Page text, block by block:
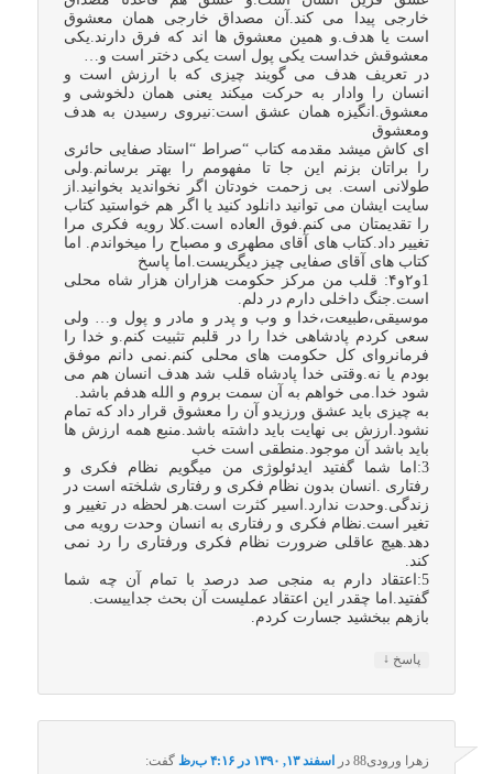
خارجی پیدا می کند.آن مصداق خارجی همان معشوق
است یا هدف.و همین معشوق ها اند که فرق دارند.یکی
معشوقش خداست یکی پول است یکی دختر است و…
در تعریف هدف می گویند چیزی که با ارزش است و
انسان را وادار به حرکت میکند یعنی همان دلخوشی و
معشوق.انگیزه همان عشق است:نیروی رسیدن به هدف
ومعشوق
ای کاش میشد مقدمه کتاب “صراط “استاد صفایی حائری
را براتان بزنم این جا تا مفهومم را بهتر برسانم.ولی
طولانی است. بی زحمت خودتان اگر نخواندید بخوانید.از
سایت ایشان می توانید دانلود کنید یا اگر هم خواستید کتاب
را تقدیمتان می کنم.فوق العاده است.کلا رویه فکری مرا
تغییر داد.کتاب های آقای مطهری و مصباح را میخواندم. اما
کتاب های آقای صفایی چیز دیگریست.اما پاسخ
1و۲و۴: قلب من مرکز حکومت هزاران هزار شاه محلی
است.جنگ داخلی دارم در دلم.
موسیقی،طبیعت،خدا و وب و پدر و مادر و پول و… ولی
سعی کردم پادشاهی خدا را در قلبم تثبیت کنم.و خدا را
فرمانروای کل حکومت های محلی کنم.نمی دانم موفق
بودم یا نه.وقتی خدا پادشاه قلب شد هدف انسان هم می
شود خدا.می خواهم به آن سمت بروم و الله هدفم باشد.
به چیزی باید عشق ورزیدو آن را معشوق قرار داد که تمام
نشود.ارزش بی نهایت باید داشته باشد.منبع همه ارزش ها
باید باشد آن موجود.منطقی است خب
3:اما شما گفتید ایدئولوژی من میگویم نظام فکری و
رفتاری .انسان بدون نظام فکری و رفتاری شلخته است در
زندگی.وحدت ندارد.اسیر کثرت است.هر لحظه در تغییر و
تغیر است.نظام فکری و رفتاری به انسان وحدت رویه می
دهد.هیچ عاقلی ضرورت نظام فکری ورفتاری را رد نمی
کند.
5:اعتقاد دارم به منجی صد درصد با تمام آن چه شما
گفتید.اما چقدر این اعتقاد عملیست آن بحث جداییست.
بازهم ببخشید جسارت کردم.
پاسخ ↓
زهرا ورودی88 در اسفند ۱۳, ۱۳۹۰ در ۴:۱۶ ب٫ظ گفت: